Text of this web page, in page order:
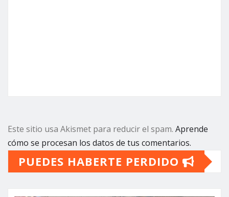
Este sitio usa Akismet para reducir el spam. Aprende
cómo se procesan los datos de tus comentarios.
PUEDES HABERTE PERDIDO